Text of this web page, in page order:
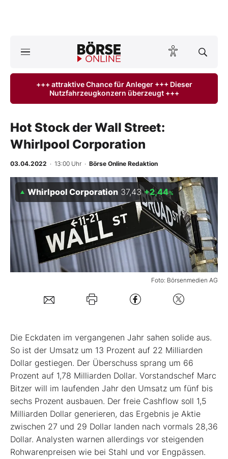
ktuelle Ausgabe BÖRSE ONLINE lesen
Finanz-Check
BO-Musterdepots
Experten
Mein B:O
Kontakt
+++ attraktive Chance für Anleger +++ Dieser
Nutzfahrzeugkonzern überzeugt +++
Hot Stock der Wall Street:
Whirlpool Corporation
03.04.2022 · 13:00 Uhr · Börse Online Redaktion
Foto: Börsenmedien AG
Whirlpool Corporation 37,43 +2,44%
Die Eckdaten im vergangenen Jahr sahen solide aus.
So ist der Umsatz um 13 Prozent auf 22 Milliarden
Dollar gestiegen. Der Überschuss sprang um 66
Prozent auf 1,78 Milliarden Dollar. Vorstandschef Marc
Bitzer will im laufenden Jahr den Umsatz um fünf bis
sechs Prozent ausbauen. Der freie Cashflow soll 1,5
Milliarden Dollar generieren, das Ergebnis je Aktie
zwischen 27 und 29 Dollar landen nach vormals 28,36
Dollar. Analysten warnen allerdings vor steigenden
Rohwarenpreisen wie bei Stahl und vor Engpässen.